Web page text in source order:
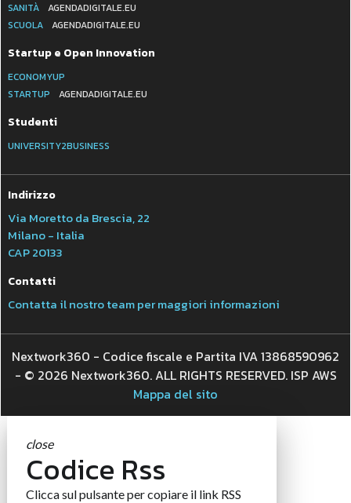
SANITÀ
AGENDADIGITALE.EU
SCUOLA
AGENDADIGITALE.EU
Startup e Open Innovation
ECONOMYUP
STARTUP
AGENDADIGITALE.EU
Studenti
UNIVERSITY2BUSINESS
Indirizzo
Via Moretto da Brescia, 22
Milano - Italia
CAP 20133
Contatti
Contatta il nostro team per maggiori informazioni
Nextwork360 - Codice fiscale e Partita IVA 13868590962
- © 2026 Nextwork360. ALL RIGHTS RESERVED. ISP AWS
Mappa del sito
close
Codice Rss
Clicca sul pulsante per copiare il link RSS